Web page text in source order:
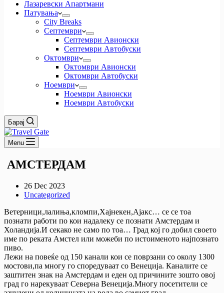
Лазаревски Апартмани
Патувања
City Breaks
Септември
Септември Авионски
Септември Автобуски
Октомври
Октомври Авионски
Октомври Автобуски
Ноември
Ноември Авионски
Ноември Автобуски
Барај
Menu
АМСТЕРДАМ
26 Dec 2023
Uncategorized
Ветерници,лалиња,кломпи,Хајнекен,Ајакс… се се тоа
познати работи по кои надалеку се познати Амстердам и
Холандија.И секако не само по тоа… Град кој го добил своето
име по реката Амстел или можеби по истоименото најпознато
пиво.
Лежи на повеќе од 150 канали кои се поврзани со околу 1300
мостови,па многу го споредуваат со Венеција. Каналите се
заштитен знак на Амстердам и еден од причините зошто овој
град го нарекуваат Северна Венеција.Многу посетители се